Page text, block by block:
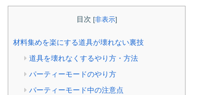
目次 [非表示]
材料集めを楽にする道具が壊れない裏技
道具を壊れなくするやり方・方法
パーティーモードのやり方
パーティーモード中の注意点